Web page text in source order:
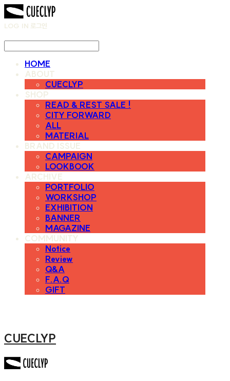
LOG IN 로그인
HOME
ABOUT
CUECLYP
SHOP
READ & REST SALE !
CITY FORWARD
ALL
MATERIAL
BRAND ISSUE
CAMPAIGN
LOOKBOOK
ARCHIVE
PORTFOLIO
WORKSHOP
EXHIBITION
BANNER
MAGAZINE
COMMUNITY
Notice
Review
Q&A
F.A.Q
GIFT
CUECLYP